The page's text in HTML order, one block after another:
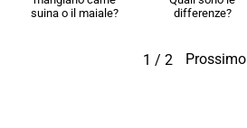
suina o il maiale?
differenze?
1 / 2 Prossimo